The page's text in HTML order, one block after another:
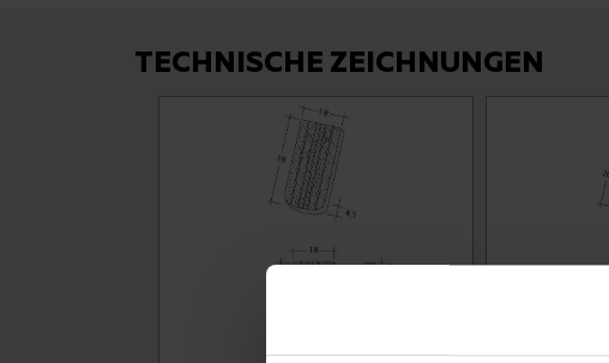
TECHNISCHE ZEICHNUNGEN